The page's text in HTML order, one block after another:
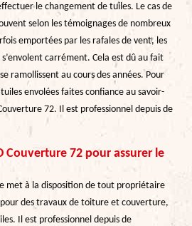
le changement de tuiles. Le cas de
selon les témoignages de nombreux
emportées par les rafales de vent, les
carrément. Cela est dû au fait
ramollissent au cours des années. Pour
envolées faites confiance au savoir-
72. Il est professionnel depuis de
Couverture 72 pour assurer le
met à la disposition de tout propriétaire
des travaux de toiture et couverture,
Il est professionnel depuis de